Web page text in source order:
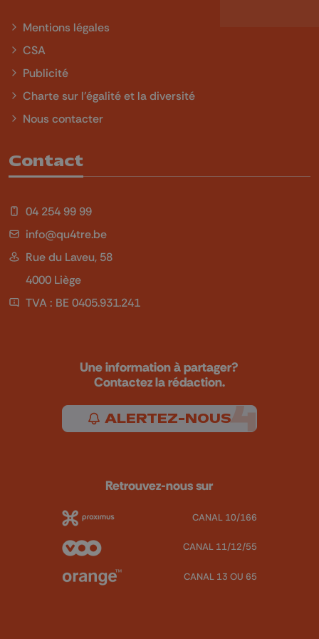
Mentions légales
CSA
Publicité
Charte sur l'égalité et la diversité
Nous contacter
Contact
04 254 99 99
info@qu4tre.be
Rue du Laveu, 58
4000 Liège
TVA : BE 0405.931.241
Une information à partager?
Contactez la rédaction.
ALERTEZ-NOUS
Retrouvez-nous sur
CANAL 10/166
CANAL 11/12/55
CANAL 13 OU 65